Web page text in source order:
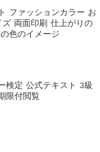
ファッションカラー お
ズ 両面印刷 仕上がりの
色のイメージ
検定 公式テキスト 3級
限付閲覧